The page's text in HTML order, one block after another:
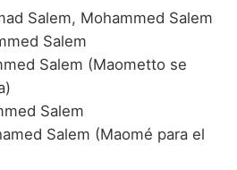
Salem, Mohammed Salem
Salem
Salem (Maometto se
Salem
Salem (Maomé para el